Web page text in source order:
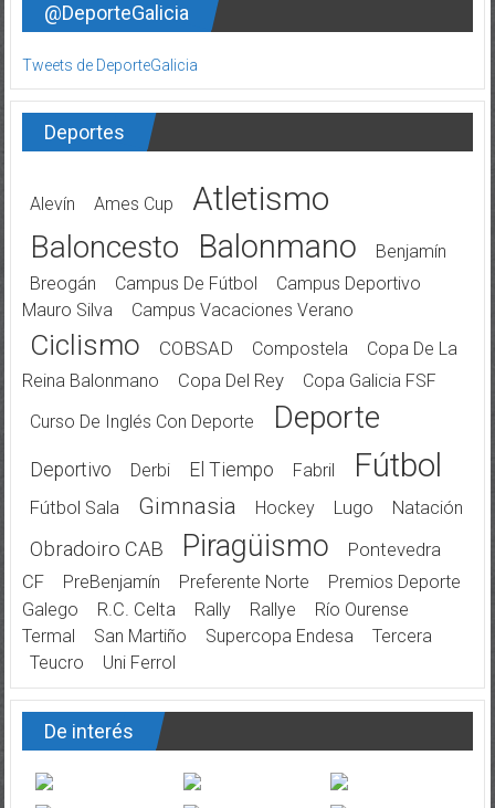
@DeporteGalicia
Tweets de DeporteGalicia
Deportes
Alevín Ames Cup Atletismo
Baloncesto Balonmano
Benjamín
Breogán
Campus De Fútbol
Campus Deportivo
Mauro Silva
Campus Vacaciones Verano
Ciclismo COBSAD Compostela
Copa De La
Reina Balonmano
Copa Del Rey
Copa Galicia FSF
Curso De Inglés Con Deporte
Deporte
Deportivo Derbi El Tiempo Fabril Fútbol
Fútbol Sala Gimnasia Hockey Lugo Natación
Obradoiro CAB Piragüismo
Pontevedra
CF
PreBenjamín Preferente Norte
Premios Deporte
Galego
R.C. Celta Rally Rallye
Río Ourense
Termal
San Martiño Supercopa Endesa
Tercera
Teucro
Uni Ferrol
De interés